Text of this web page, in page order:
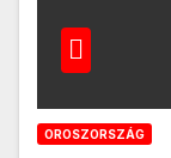
OROSZORSZÁG